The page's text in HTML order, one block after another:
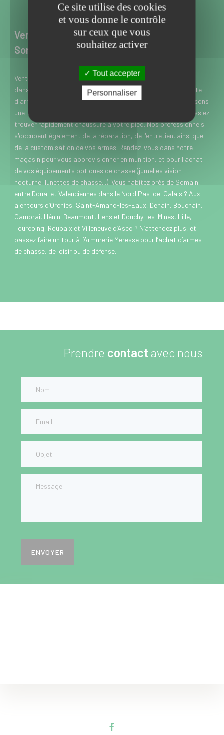
Vente d’armes neuves et d’occasion à
Somain dans le Nord
Vente d’armes neuves et d’occasion à Somain près de Douai
dans le Nord, l’Armurerie Meresse est spécialisée dans la vente
d'armes de chasse, de loisir et de défense. Nous vous proposons
une large gamme de marques et modèles, pour que vous puissiez
trouver rapidement chaussure à votre pied. Nos professionnels
s'occupent également de la réparation, de l'entretien, ainsi que
de la customisation de vos armes. Rendez-vous dans notre
magasin pour vous approvisionner en munition, et pour l'achat
de vos équipements optiques de chasse (jumelles vision
nocturne, lunettes de chasse...). Vous habitez près de Somain,
entre Douai et Valenciennes dans le Nord Pas-de-Calais ? Aux
alentours d’Orchies, Saint-Amand-les-Eaux, Denain, Bouchain,
Cambrai, Hénin-Beaumont, Lens et Douchy-les-Mines, Lille,
Tourcoing, Roubaix et Villeneuve d’Ascq ? N’attendez plus, et
passez faire un tour à l’Armurerie Meresse pour l’achat d’armes
de chasse, de loisir ou de défense.
Prendre contact avec nous
ENVOYER
Ce site utilise des cookies
et vous donne le contrôle
sur ceux que vous
souhaitez activer
Tout accepter
Personnaliser